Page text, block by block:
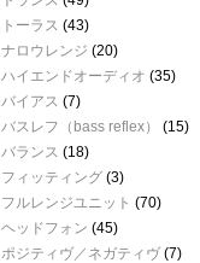
トーラス (43)
ナロウレンジ (20)
ハイエンドオーディオ (35)
バイアス (7)
バスレフ（bass reflex）
(15)
バランス (18)
フィッティング (3)
フルレンジユニット (70)
ヘッドフォン (45)
ポジティヴ／ネガティヴ(7)